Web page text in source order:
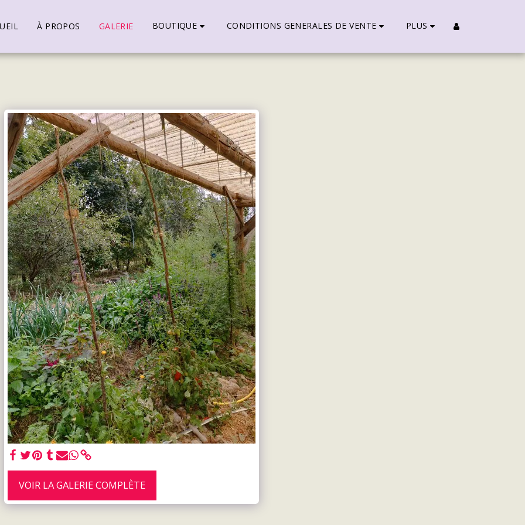
À PROPOS GALERIE BOUTIQUE CONDITIONS GENERALES DE VENTE PLUS
VOIR LA GALERIE COMPLÈTE